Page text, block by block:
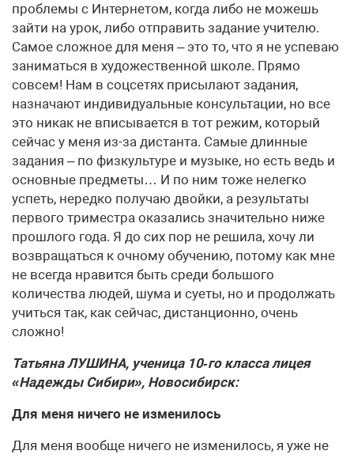
проблемы с Интернетом, когда либо не можешь
зайти на урок, либо отправить задание учителю.
Самое сложное для меня – это то, что я не успеваю
заниматься в художественной школе. Прямо
совсем! Нам в соцсетях присылают задания,
назначают индивидуальные консультации, но все
это никак не вписывается в тот режим, который
сейчас у меня из-за дистанта. Самые длинные
задания – по физкультуре и музыке, но есть ведь и
основные предметы… И по ним тоже нелегко
успеть, нередко получаю двойки, а результаты
первого триместра оказались значительно ниже
прошлого года. Я до сих пор не решила, хочу ли
возвращаться к очному обучению, потому как мне
не всегда нравится быть среди большого
количества людей, шума и суеты, но и продолжать
учиться так, как сейчас, дистанционно, очень
сложно!
Татьяна ЛУШИНА, ученица 10‑го класса лицея
«Надежды Сибири», Новосибирск:
Для меня ничего не изменилось
Для меня вообще ничего не изменилось, я уже не